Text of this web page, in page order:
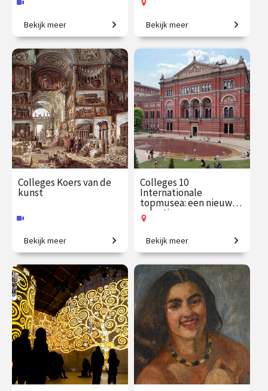
Van Persepolis tot het
moderne Teheran.
€ 195.00
vanaf 22
sep.
Online
Bekijk meer
Van legendarische heldinnen
tot regentessen.
€ 27.50
vanaf 19
aug.
Op locatie
Bekijk meer
Colleges Koers van de
kunst
Creatieve steden, van
Athene tot New York.
€ 345.00
vanaf 23
sep.
Online
Bekijk meer
Colleges 10
Internationale
topmusea: een nieuwe
selectie
Meesterwerken uit de
mooiste collecties.
€ 345.00
vanaf 22
sep.
Op locatie
Bekijk meer